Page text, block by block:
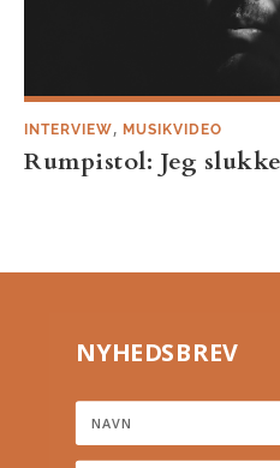
Rumpistol: Jeg
INTERVIEW, MUSIKVIDEO
NYHEDSBREV